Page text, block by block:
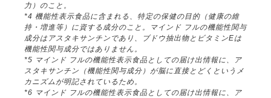
力）のこと。
*4 機能性表示食品に含まれる、特定の保健の目的（健康の維
持・増進等）に資する成分のこと。マインド フルの機能性関与
成分はアスタキサンチンであり、ブドウ抽出物とビタミンEは
機能性関与成分ではありません。
*5 マインド フルの機能性表示食品としての届け出情報に、ア
スタキサンチン（機能性関与成分）が脳に直接とどくというメ
カニズムが明記されているため。
*6 マインド フルの機能性表示食品としての届け出情報に、ア